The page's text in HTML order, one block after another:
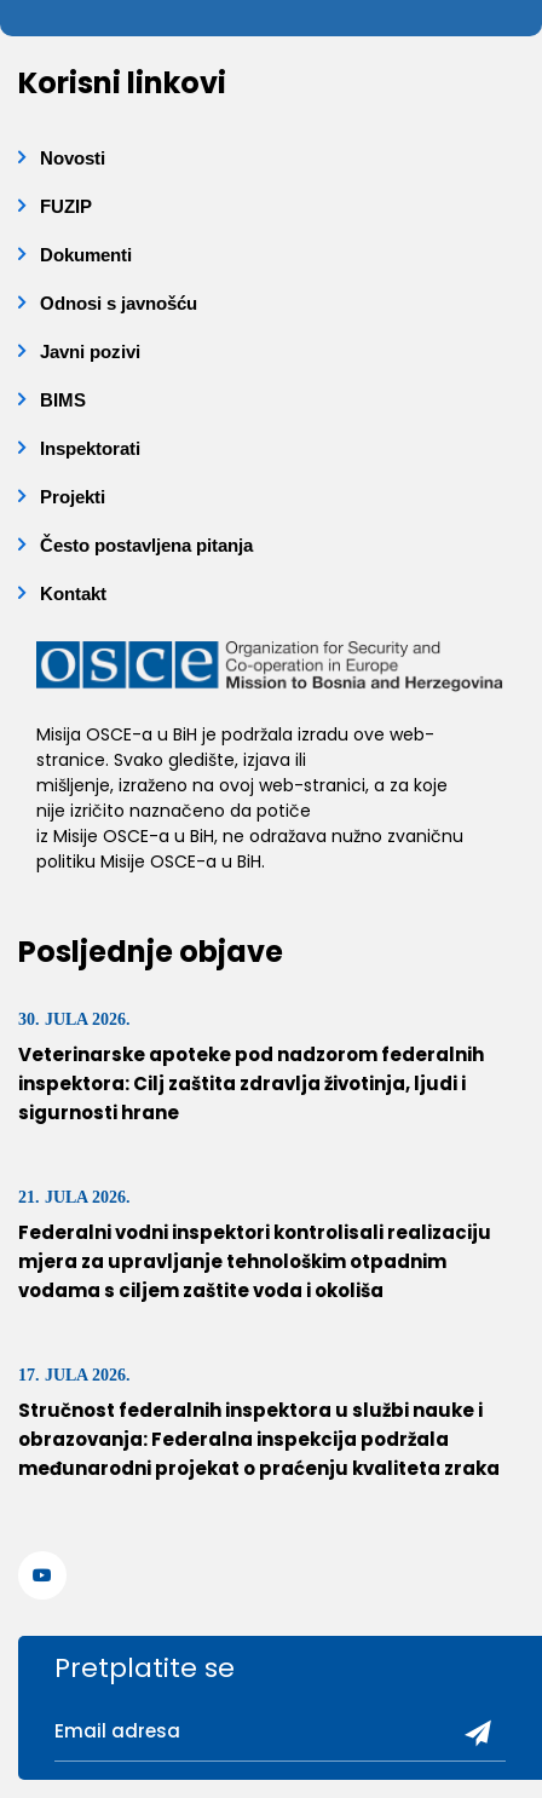
Korisni linkovi
Novosti
FUZIP
Dokumenti
Odnosi s javnošću
Javni pozivi
BIMS
Inspektorati
Projekti
Često postavljena pitanja
Kontakt
Misija OSCE-a u BiH je podržala izradu ove web-
stranice. Svako gledište, izjava ili
mišljenje, izraženo na ovoj web-stranici, a za koje
nije izričito naznačeno da potiče
iz Misije OSCE-a u BiH, ne odražava nužno zvaničnu
politiku Misije OSCE-a u BiH.
Posljednje objave
30. JULA 2026.
Veterinarske apoteke pod nadzorom federalnih
inspektora: Cilj zaštita zdravlja životinja, ljudi i
sigurnosti hrane
21. JULA 2026.
Federalni vodni inspektori kontrolisali realizaciju
mjera za upravljanje tehnološkim otpadnim
vodama s ciljem zaštite voda i okoliša
17. JULA 2026.
Stručnost federalnih inspektora u službi nauke i
obrazovanja: Federalna inspekcija podržala
međunarodni projekat o praćenju kvaliteta zraka
Pretplatite se